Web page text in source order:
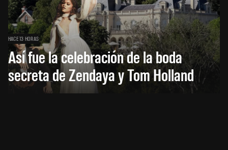
HACE 13 HORAS
Así fue la celebración de la boda
secreta de Zendaya y Tom Holland